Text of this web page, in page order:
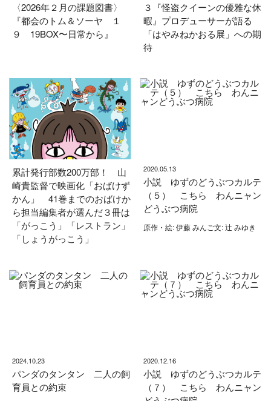
〈2026年２月の課題図書〉
『都会のトム＆ソーヤ １
９ 19BOX〜日常から』
３『怪盗クイーンの優雅な休
暇』プロデューサーが語る
「はやみねかおる展」への期
待
累計発行部数200万部！ 山
崎貴監督で映画化「おばけず
かん」 41巻までのおばけか
ら担当編集者が選んだ３冊は
「がっこう」「レストラン」
「しょうがっこう」
2020.05.13
小説 ゆずのどうぶつカルテ
（５） こちら わんニャン
どうぶつ病院
原作・絵: 伊藤 みんご文: 辻 みゆき
2024.10.23
パンダのタンタン 二人の飼
育員との約束
2020.12.16
小説 ゆずのどうぶつカルテ
（７） こちら わんニャン